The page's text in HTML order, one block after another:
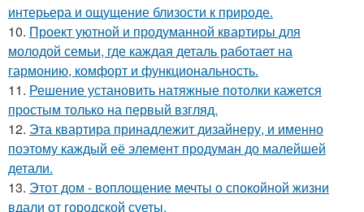
интерьера и ощущение близости к природе.
10. Проект уютной и продуманной квартиры для
молодой семьи, где каждая деталь работает на
гармонию, комфорт и функциональность.
11. Решение установить натяжные потолки кажется
простым только на первый взгляд.
12. Эта квартира принадлежит дизайнеру, и именно
поэтому каждый её элемент продуман до малейшей
детали.
13. Этот дом - воплощение мечты о спокойной жизни
вдали от городской суеты.